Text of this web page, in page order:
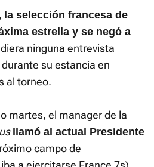
la selección francesa de
estrella y se negó a
diera ninguna entrevista
su estancia en
al torneo.
martes, el manager de la
llamó al actual Presidente
campo de